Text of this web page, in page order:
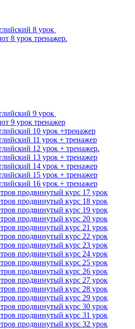
8 урок
8 урок тренажер.
9 урок
9 урок тренажер
10 урок +тренажер
11 урок + тренажер
12 урок + тренажер.
13 урок + тренажер
14 урок + тренажер
15 урок + тренажер
16 урок + тренажер
продвинутый курс 17 урок
продвинутый курс 18 урок
продвинутый курс 19 урок
продвинутый курс 20 урок
продвинутый курс 21 урок
продвинутый курс 22 урок
продвинутый курс 23 урок
продвинутый курс 24 урок
продвинутый курс 25 урок
продвинутый курс 26 урок
продвинутый курс 27 урок
продвинутый курс 28 урок
продвинутый курс 29 урок
продвинутый курс 30 урок
продвинутый курс 31 урок
продвинутый курс 32 урок